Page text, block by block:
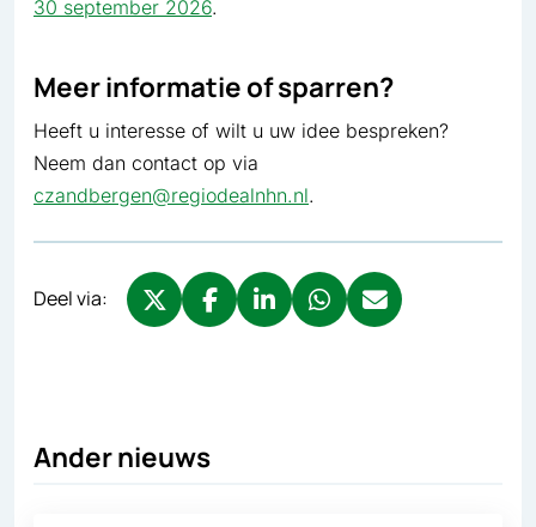
30 september 2026.
Meer informatie of sparren?
Heeft u interesse of wilt u uw idee bespreken?
Neem dan contact op via
czandbergen@regiodealnhn.nl.
Deel via:
Ander nieuws